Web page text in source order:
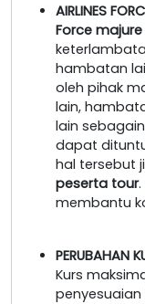
AIRLINES
Force majure
hambatan
oleh pihak
lain,
lain
dapat
hal tersebut
peserta tour
membantu
PERUBAHAN
Kurs
penyesuaian